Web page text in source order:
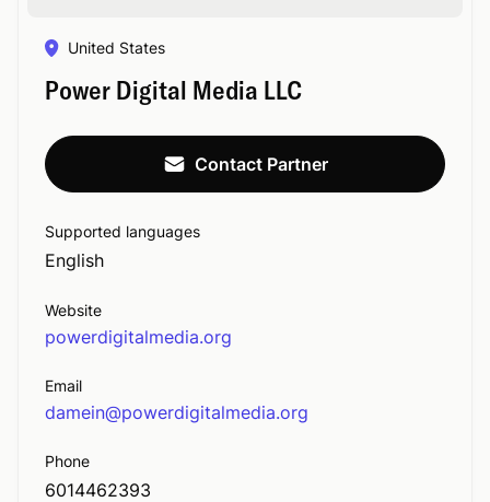
United States
Power Digital Media LLC
Contact Partner
Supported languages
English
Website
powerdigitalmedia.org
Email
damein@powerdigitalmedia.org
Phone
6014462393